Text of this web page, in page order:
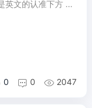
英文的认准下方 ...
0  0  2047